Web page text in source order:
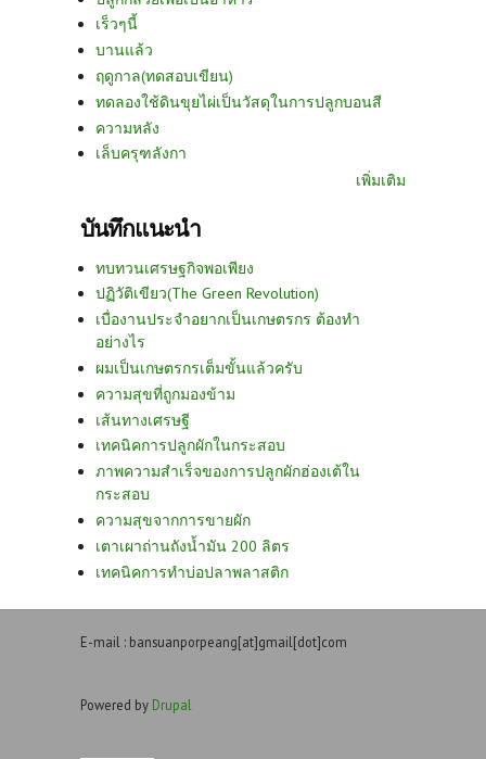
เร็วๆนี้
บานแล้ว
ฤดูกาล(ทดสอบเขียน)
ทดลองใช้ดินขุยไผ่เป็นวัสดุในการปลูกบอนสี
ความหลัง
เล็บครุฑลังกา
เพิ่มเติม
บันทึกแนะนำ
ทบทวนเศรษฐกิจพอเพียง
ปฏิวัติเขียว(The Green Revolution)
เบื่องานประจำอยากเป็นเกษตรกร ต้องทำ
อย่างไร
ผมเป็นเกษตรกรเต็มขั้นแล้วครับ
ความสุขที่ถูกมองข้าม
เส้นทางเศรษฐี
เทคนิคการปลูกผักในกระสอบ
ภาพความสำเร็จของการปลูกผักฮ่องเต้ใน
กระสอบ
ความสุขจากการขายผัก
เตาเผาถ่านถังน้ำมัน 200 ลิตร
เทคนิคการทำบ่อปลาพลาสติก
E-mail : bansuanporpeang[at]gmail[dot]com
Powered by Drupal